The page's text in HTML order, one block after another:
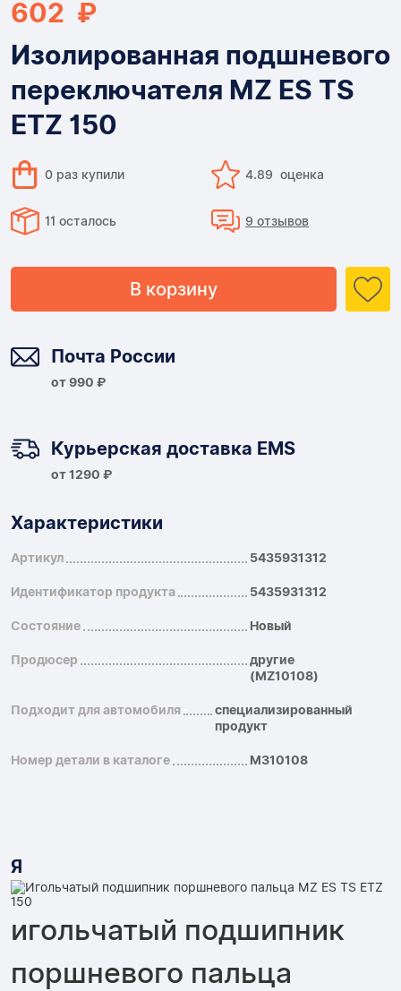
602 ₽
Изолированная подшневого
переключателя MZ ES TS
ETZ 150
0 раз купили 4.89 оценка
11 осталось 9 отзывов
В корзину
Почта России
от 990 ₽
Курьерская доставка EMS
от 1290 ₽
Характеристики
Артикул 5435931312
Идентификатор продукта 5435931312
Состояние Новый
Продюсер
другие
(MZ10108)
Подходит для автомобиля
специализированный
продукт
Номер детали в каталоге МЗ10108
Я
игольчатый подшипник
поршневого пальца